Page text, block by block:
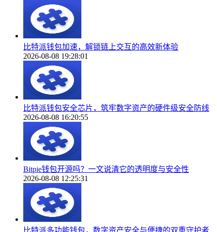
比特派钱包加速，解锁链上交互的高效新体验
2026-08-08 19:28:01
比特派钱包安全芯片，筑牢数字资产的硬件级安全防线
2026-08-08 16:20:55
Bitpie钱包开源吗？一文说清它的透明度与安全性
2026-08-08 12:25:31